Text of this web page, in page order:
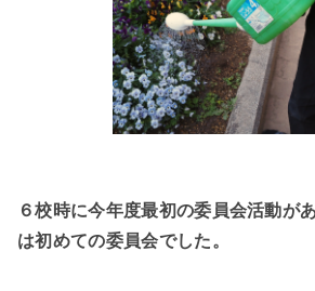
６校時に今年度最初の委員会活動が
は初めての委員会でした。